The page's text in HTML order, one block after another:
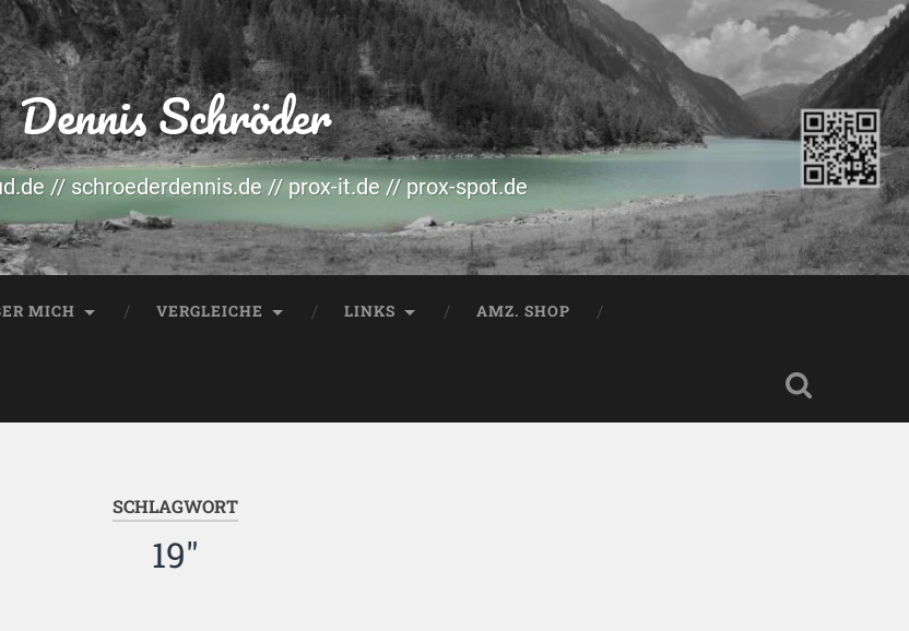
Dennis Schröder
// schroederdennis.de // prox-it.de // prox-spot.de
MICH VERGLEICHE LINKS AMZ. SHOP
SCHLAGWORT
19″